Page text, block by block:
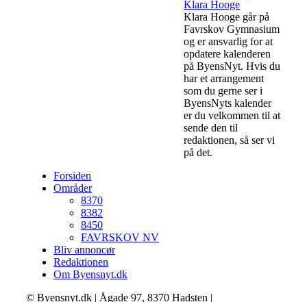
Klara Hooge
Klara Hooge går på
Favrskov Gymnasium
og er ansvarlig for at
opdatere kalenderen
på ByensNyt. Hvis du
har et arrangement
som du gerne ser i
ByensNyts kalender
er du velkommen til at
sende den til
redaktionen, så ser vi
på det.
Forsiden
Områder
8370
8382
8450
FAVRSKOV NV
Bliv annoncør
Redaktionen
Om Byensnyt.dk
© Byensnyt.dk | Ågade 97, 8370 Hadsten |